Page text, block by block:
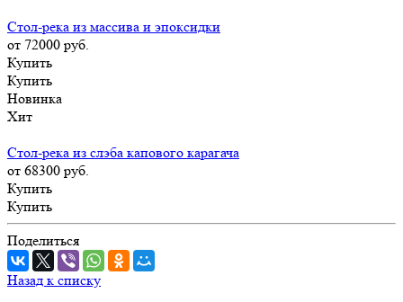
Стол-река из массива и эпоксидки
от 72000 руб.
Купить
Купить
Новинка
Хит
Стол-река из слэба капового карагача
от 68300 руб.
Купить
Купить
Поделиться
Назад к списку